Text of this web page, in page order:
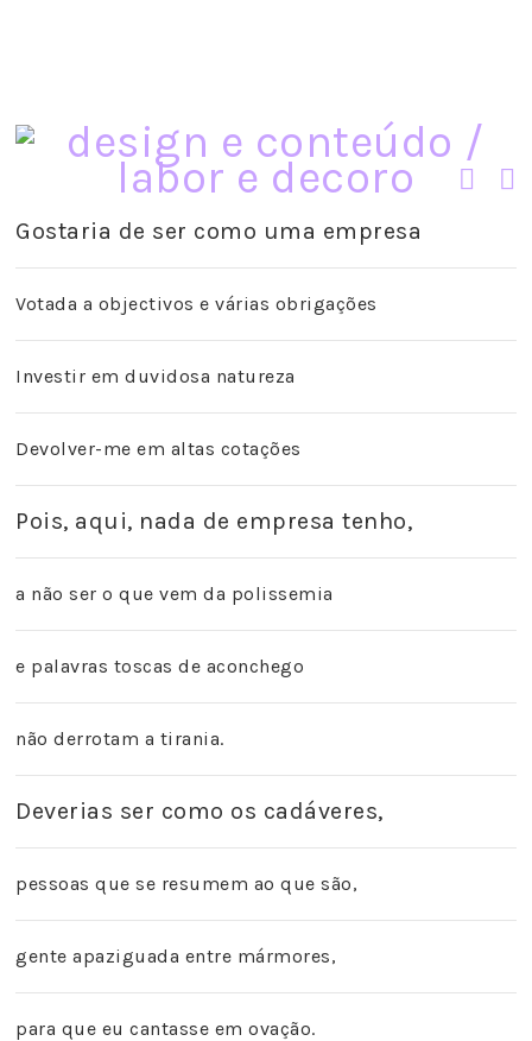
Gostaria de ser como uma empresa
Votada a objectivos e várias obrigações
Investir em duvidosa natureza
Devolver-me em altas cotações
Pois, aqui, nada de empresa tenho,
a não ser o que vem da polissemia
e palavras toscas de aconchego
não derrotam a tirania.
Deverias ser como os cadáveres,
pessoas que se resumem ao que são,
gente apaziguada entre mármores,
para que eu cantasse em ovação.